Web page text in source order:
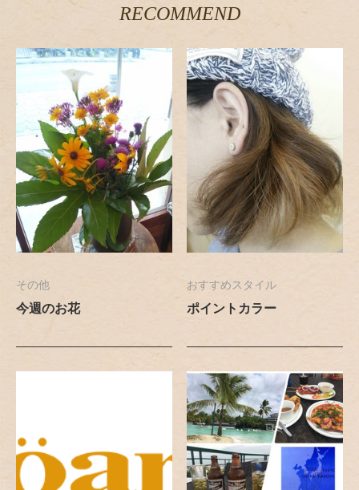
RECOMMEND
その他
今週のお花
おすすめスタイル
ポイントカラー